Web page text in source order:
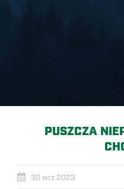
PUSZCZA
30 wrz 2023